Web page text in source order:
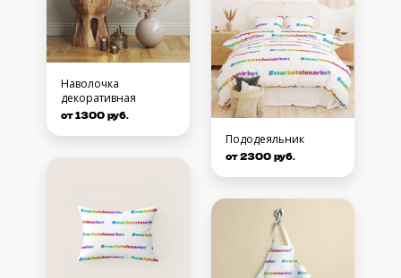
Наволочка
декоративная
от 1300 руб.
Пододеяльник
от 2300 руб.